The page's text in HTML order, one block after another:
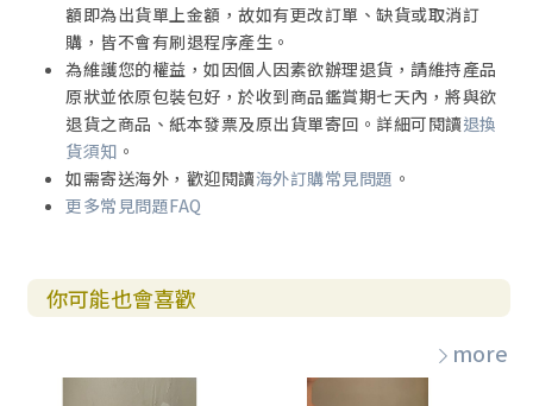
額即為出貨單上金額，故如有更改訂單、缺貨或取消訂
購，皆不會有刷退程序產生。
為維護您的權益，如因個人因素欲辦理退貨，請維持產品
原狀並依原包裝包好，於收到商品鑑賞期七天內，將與欲
退貨之商品、紙本發票及原出貨單寄回。詳細可閱讀退換
貨須知 。
如需寄送海外，歡迎閱讀海外訂購常見問題 。
更多常見問題FAQ
你可能也會喜歡
more